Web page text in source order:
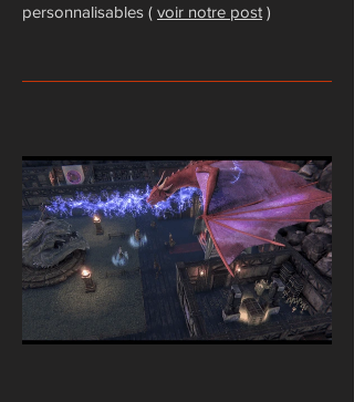
personnalisables ( voir notre post )